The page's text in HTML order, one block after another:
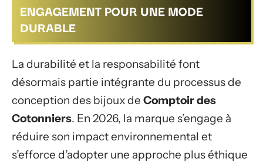
ENGAGEMENT POUR UNE MODE
DURABLE
La durabilité et la responsabilité font
désormais partie intégrante du processus de
conception des bijoux de Comptoir des
Cotonniers. En 2026, la marque s’engage à
réduire son impact environnemental et
s’efforce d’adopter une approche plus éthique